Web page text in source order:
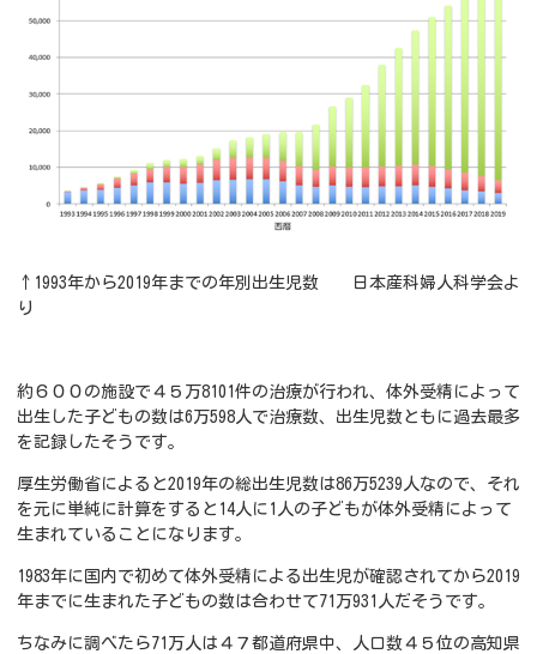
↑1993年から2019年までの年別出生児数 日本産科婦人科学会よ
り
約６００の施設で４５万8101件の治療が行われ、体外受精によって
出生した子どもの数は6万598人で治療数、出生児数ともに過去最多
を記録したそうです。
厚生労働省によると2019年の総出生児数は86万5239人なので、それ
を元に単純に計算をすると14人に1人の子どもが体外受精によって
生まれていることになります。
1983年に国内で初めて体外受精による出生児が確認されてから2019
年までに生まれた子どもの数は合わせて71万931人だそうです。
ちなみに調べたら71万人は４７都道府県中、人口数４５位の高知県